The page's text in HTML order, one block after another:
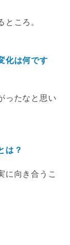
ころ。
化は何です
ったなと思い
は？
に向き合うこ